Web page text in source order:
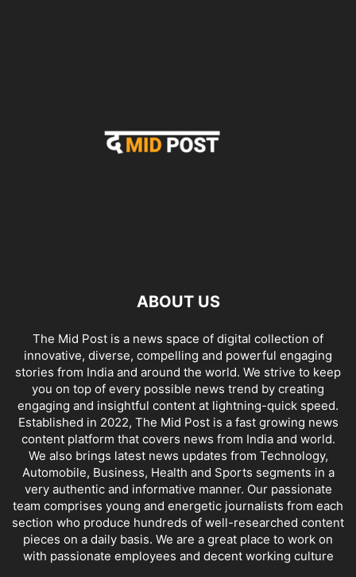
ABOUT US
The Mid Post is a news space of digital collection of
innovative, diverse, compelling and powerful engaging
stories from India and around the world. We strive to keep
you on top of every possible news trend by creating
engaging and insightful content at lightning-quick speed.
Established in 2022, The Mid Post is a fast growing news
content platform that covers news from India and world.
We also brings latest news updates from Technology,
Automobile, Business, Health and Sports segments in a
very authentic and informative manner. Our passionate
team comprises young and energetic journalists from each
section who produce hundreds of well-researched content
pieces on a daily basis. We are a great place to work on
with passionate employees and decent working culture